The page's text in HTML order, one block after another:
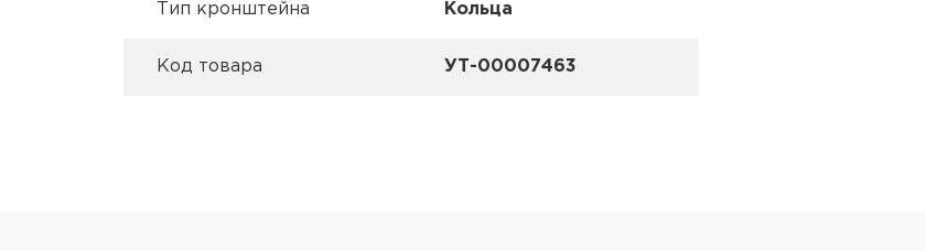
Тип кронштейна Кольца
Код товара УТ-00007463